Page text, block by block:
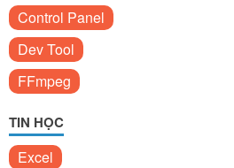
Control Panel
Dev Tool
FFmpeg
TIN HỌC
Excel